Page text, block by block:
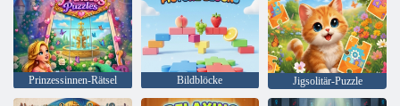
Prinzessinnen-Rätsel Bildblöcke Jigsolitär-Puzzle